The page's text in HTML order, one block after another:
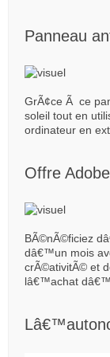
Panneau
GrÃ¢ce Ã ce
soleil tout en
ordinateur en
Offre Adobe
BÃ©nÃ©ficiez
dâ€™un mois
crÃ©ativitÃ© et
lâ€™achat